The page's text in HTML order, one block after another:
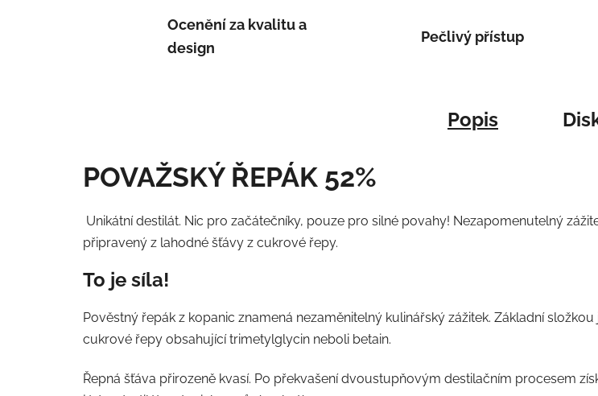
Ocenění za kvalitu a
design
Pečlivý přístup
Popis
POVAŽSKÝ ŘEPÁK 52%
Unikátní destilát. Nic pro začátečníky, pouze pro silné povahy! Nezapomenutelný
připravený z lahodné šťávy z cukrové řepy.
To je síla!
Pověstný řepák z kopanic znamená nezaměnitelný kulinářský zážitek. Základní složkou
cukrové řepy obsahující trimetylglycin neboli betain.
Řepná šťáva přirozeně kvasí. Po překvašení dvoustupňovým destilačním procesem